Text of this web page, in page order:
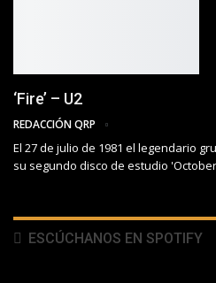
‘Fire’ – U2
REDACCIÓN QRP
El 27 de julio de 1981 el legendario
su segundo disco de estudio
ESCÚCHANOS EN SPOTIFY